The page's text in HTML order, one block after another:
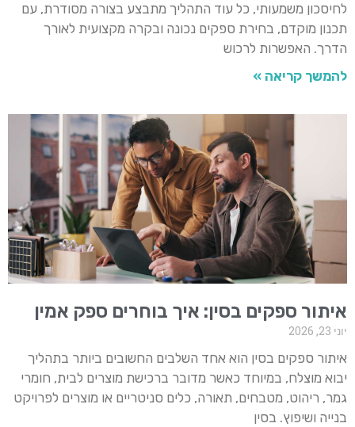
לחיסכון משמעותי, כל עוד התהליך מתבצע בצורה מסודרת, עם
תכנון מוקדם, בחירת ספקים נכונה ובקרה מקצועית לאורך
הדרך. האפשרות לרכוש
להמשך קריאה »
איתור ספקים בסין: איך בוחרים ספק אמין
יוני 23, 2026
איתור ספקים בסין הוא אחד השלבים החשובים ביותר בתהליך
יבוא מוצלח, במיוחד כאשר מדובר ברכישת מוצרים לבית, חומרי
גמר, ריהוט, מטבחים, תאורה, כלים סניטריים או מוצרים לפרויקט
בנייה ושיפוץ. בסין